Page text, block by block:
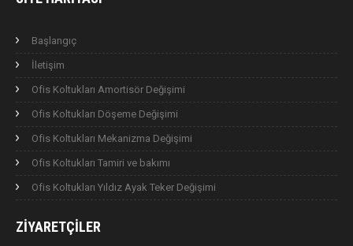
Başlangıç
İletişim
Ofis Koltukları Amortisör Değişimi
Ofis Koltukları Döşeme Değişimi
Ofis Koltukları Mekanizma Değişimi
Ofis Koltukları Tamiri ve bakımı
Ofis Koltukları Yıldız Ayak Teker Değişimi
ZIYARETÇILER